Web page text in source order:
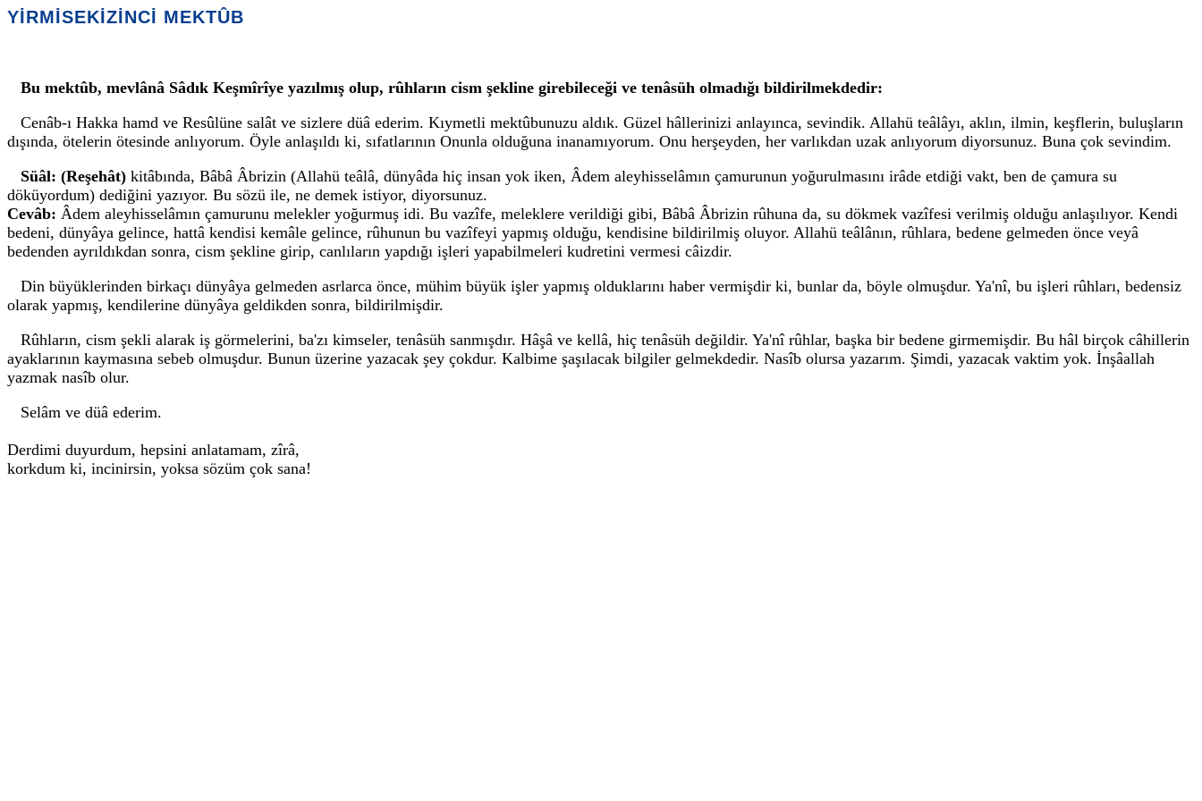
YİRMİSEKİZİNCİ MEKTÛB
Bu mektûb, mevlânâ Sâdık Keşmîrîye yazılmış olup, rûhların cism şekline girebileceği ve tenâsüh olmadığı bildirilmekdedir:
Cenâb-ı Hakka hamd ve Resûlüne salât ve sizlere düâ ederim. Kıymetli mektûbunuzu aldık. Güzel hâllerinizi anlayınca, sevindik. Allahü teâlâyı, aklın, ilmin, keşflerin, buluşların
dışında, ötelerin ötesinde anlıyorum. Öyle anlaşıldı ki, sıfatlarının Onunla olduğuna inanamıyorum. Onu herşeyden, her varlıkdan uzak anlıyorum diyorsunuz. Buna çok sevindim.
Süâl: (Reşehât) kitâbında, Bâbâ Âbrizin (Allahü teâlâ, dünyâda hiç insan yok iken, Âdem aleyhisselâmın çamurunun yoğurulmasını irâde etdiği vakt, ben de çamura su
döküyordum) dediğini yazıyor. Bu sözü ile, ne demek istiyor, diyorsunuz.
Cevâb: Âdem aleyhisselâmın çamurunu melekler yoğurmuş idi. Bu vazîfe, meleklere verildiği gibi, Bâbâ Âbrizin rûhuna da, su dökmek vazîfesi verilmiş olduğu anlaşılıyor. Kendi
bedeni, dünyâya gelince, hattâ kendisi kemâle gelince, rûhunun bu vazîfeyi yapmış olduğu, kendisine bildirilmiş oluyor. Allahü teâlânın, rûhlara, bedene gelmeden önce veyâ
bedenden ayrıldıkdan sonra, cism şekline girip, canlıların yapdığı işleri yapabilmeleri kudretini vermesi câizdir.
Din büyüklerinden birkaçı dünyâya gelmeden asrlarca önce, mühim büyük işler yapmış olduklarını haber vermişdir ki, bunlar da, böyle olmuşdur. Ya'nî, bu işleri rûhları, bedensiz
olarak yapmış, kendilerine dünyâya geldikden sonra, bildirilmişdir.
Rûhların, cism şekli alarak iş görmelerini, ba'zı kimseler, tenâsüh sanmışdır. Hâşâ ve kellâ, hiç tenâsüh değildir. Ya'nî rûhlar, başka bir bedene girmemişdir. Bu hâl birçok câhillerin
ayaklarının kaymasına sebeb olmuşdur. Bunun üzerine yazacak şey çokdur. Kalbime şaşılacak bilgiler gelmekdedir. Nasîb olursa yazarım. Şimdi, yazacak vaktim yok. İnşâallah
yazmak nasîb olur.
Selâm ve düâ ederim.
Derdimi duyurdum, hepsini anlatamam, zîrâ,
korkdum ki, incinirsin, yoksa sözüm çok sana!